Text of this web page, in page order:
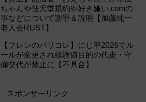
ちゃんや任天堂規約や好き嫌い.comの
事などについて謝罪＆説明【加藤純一
老人会RUST】
【フレンのパリコレ】にじ甲2026でル
ールが変更され経験値目的の代走・守
備交代が禁止に【不具合】
スポンサーリンク